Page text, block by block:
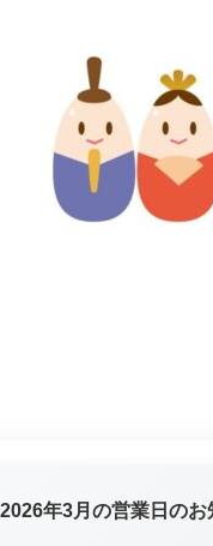
2026年3月の営業日のお